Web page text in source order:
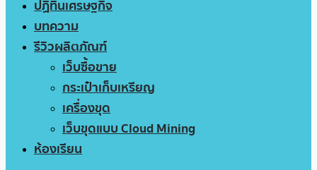
ปฏิทินเศรษฐกิจ
บทความ
รีวิวผลิตภัณฑ์
เว็บซื้อขาย
กระเป๋าเก็บเหรียญ
เครื่องขุด
เว็บขุดแบบ Cloud Mining
ห้องเรียน